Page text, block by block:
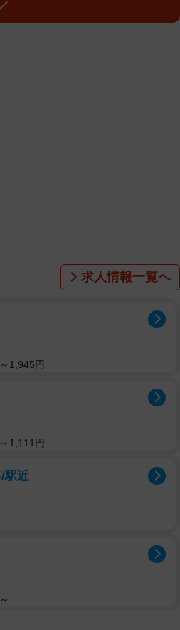
た。だから、ごはんをあげてい
求人情報一覧へ
1,945円
1,111円
駅近